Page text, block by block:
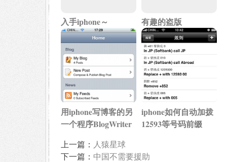
入手iphone～ 有趣的盗版
用iphone写博客的另
一个程序BlogWriter
iphone如何自动加拨
12593等号码前缀
上一篇： 人猿星球
下一篇： 中国不需要援助